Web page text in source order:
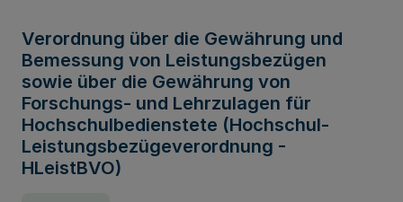
Verordnung über die Gewährung und
Bemessung von Leistungsbezügen
sowie über die Gewährung von
Forschungs- und Lehrzulagen für
Hochschulbedienstete (Hochschul-
Leistungsbezügeverordnung -
HLeistBVO)